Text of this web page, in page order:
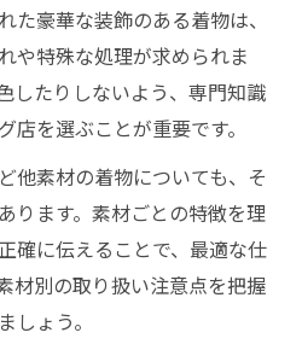
で避けたいトラブル対策
る着物クリーニング選び
とサービス内容の比較方
悔しないための秘訣
の事前チェックで失敗防
リーニング利用時の心得
料金の確認と納得のポイ
た豪華な装飾のある着物は、
や特殊な処理が求められま
したりしないよう、専門知識
店を選ぶことが重要です。
他素材の着物についても、そ
ります。素材ごとの特徴を理
確に伝えることで、最適な仕
材別の取り扱い注意点を把握
しょう。